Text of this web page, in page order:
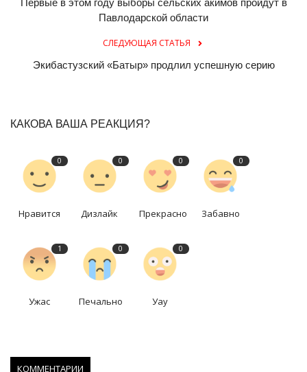
Первые в этом году выборы сельских акимов пройдут в
Павлодарской области
СЛЕДУЮЩАЯ СТАТЬЯ
Экибастузский «Батыр» продлил успешную серию
КАКОВА ВАША РЕАКЦИЯ?
0
Нравится
0
Дизлайк
0
Прекрасно
0
Забавно
1
Ужас
0
Печально
0
Уау
КОММЕНТАРИИ